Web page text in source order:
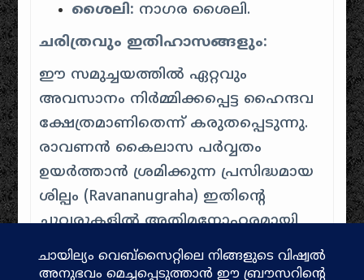
ശൈലി: നാഗര ശൈലി.
ചരിത്രവും ഇതിഹാസങ്ങളും:
ഈ സമുച്ചയത്തിൽ ഏറ്റവും
അവസാനം നിർമ്മിക്കപ്പെട്ട ഹൈന്ദവ
ക്ഷേത്രമാണിതെന്ന് കരുതപ്പെടുന്നു.
രാവണൻ കൈലാസ പർവ്വതം
ഉയർത്താൻ ശ്രമിക്കുന്ന പ്രസിദ്ധമായ
ശില്പം (Ravananugraha) ഇതിന്റെ
ചുവരുകളിൽ അതിമനോഹരമായി
ചിത്രീകരിച്ചിരിക്കുന്നു.
ഗർഭഗൃഹത്തിലേക്കുള്ള വാതിലിൽ